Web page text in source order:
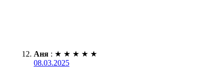
Аня : ★ ★ ★ ★ ★
08.03.2025